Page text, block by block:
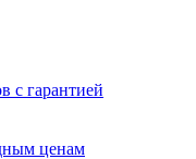
с гарантией
ценам